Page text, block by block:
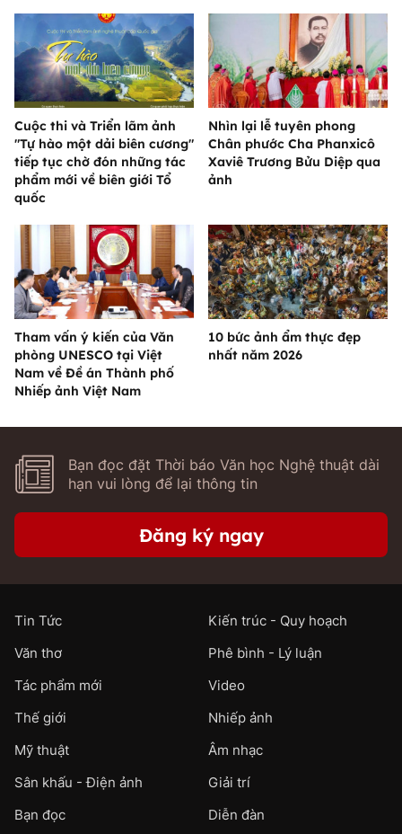
Cuộc thi và Triển lãm ảnh
"Tự hào một dải biên cương"
tiếp tục chờ đón những tác
phẩm mới về biên giới Tổ
quốc
Nhìn lại lễ tuyên phong
Chân phước Cha Phanxicô
Xaviê Trương Bửu Diệp qua
ảnh
Tham vấn ý kiến của Văn
phòng UNESCO tại Việt
Nam về Đề án Thành phố
Nhiếp ảnh Việt Nam
10 bức ảnh ẩm thực đẹp
nhất năm 2026
Bạn đọc đặt Thời báo Văn học Nghệ thuật dài
hạn vui lòng để lại thông tin
Đăng ký ngay
Tin Tức
Kiến trúc - Quy hoạch
Văn thơ
Phê bình - Lý luận
Tác phẩm mới
Video
Thế giới
Nhiếp ảnh
Mỹ thuật
Âm nhạc
Sân khấu - Điện ảnh
Giải trí
Bạn đọc
Diễn đàn